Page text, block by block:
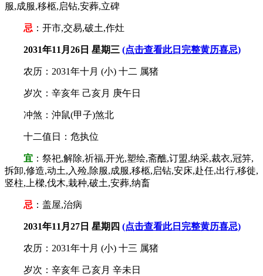
服,成服,移柩,启钻,安葬,立碑
忌 ：开市,交易,破土,作灶
2031年11月26日 星期三 (点击查看此日完整黄历喜忌)
农历：2031年十月 (小) 十二 属猪
岁次：辛亥年 己亥月 庚午日
冲煞：沖鼠(甲子)煞北
十二值日：危执位
宜 ：祭祀,解除,祈福,开光,塑绘,斋醮,订盟,纳采,裁衣,冠笄,
拆卸,修造,动土,入殓,除服,成服,移柩,启钻,安床,赴任,出行,移徙,
竖柱,上樑,伐木,栽种,破土,安葬,纳畜
忌 ：盖屋,治病
2031年11月27日 星期四 (点击查看此日完整黄历喜忌)
农历：2031年十月 (小) 十三 属猪
岁次：辛亥年 己亥月 辛未日